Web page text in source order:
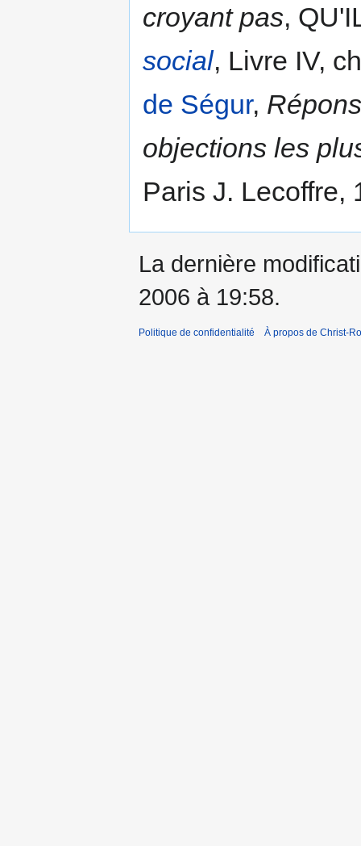
croyant pas,
social, Livre IV,
de Ségur,
objections les
Paris J. Lecoffre,
La dernière
2006 à 19:58.
Politique de confidentialité À propos de Christ-